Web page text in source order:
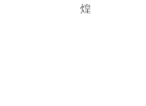
煌